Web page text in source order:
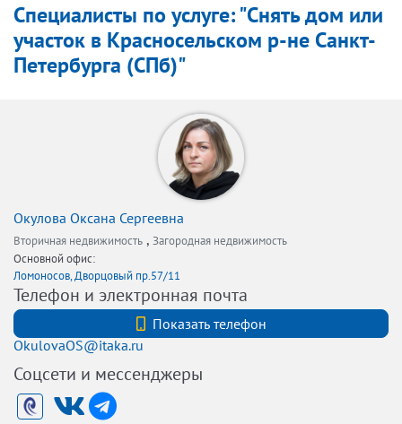
Специалисты по услуге: "Снять дом или
участок в Красносельском р-не Санкт-
Петербурга (СПб)"
Окулова Оксана Сергеевна
Вторичная недвижимость , Загородная недвижимость
Основной офис:
Ломоносов, Дворцовый пр.57/11
Телефон и электронная почта
Показать телефон
OkulovaOS@itaka.ru
Соцсети и мессенджеры